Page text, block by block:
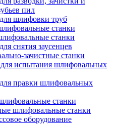
пил
шлифовки труб
станки
станки
снятия заусенцев
зачистные станки
испытания шлифовальных
правки шлифовальных
станки
шлифовальные станки
оборудование